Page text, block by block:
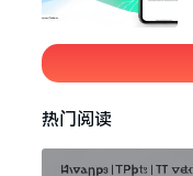
热门阅读